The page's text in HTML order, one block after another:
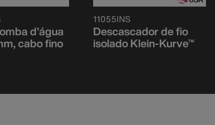
d'água
cabo fino
11055INS
Descascador de fio
isolado Klein-Kurve™